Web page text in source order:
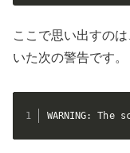
ここで思い出すの
いた次の警告です。
WARNING: